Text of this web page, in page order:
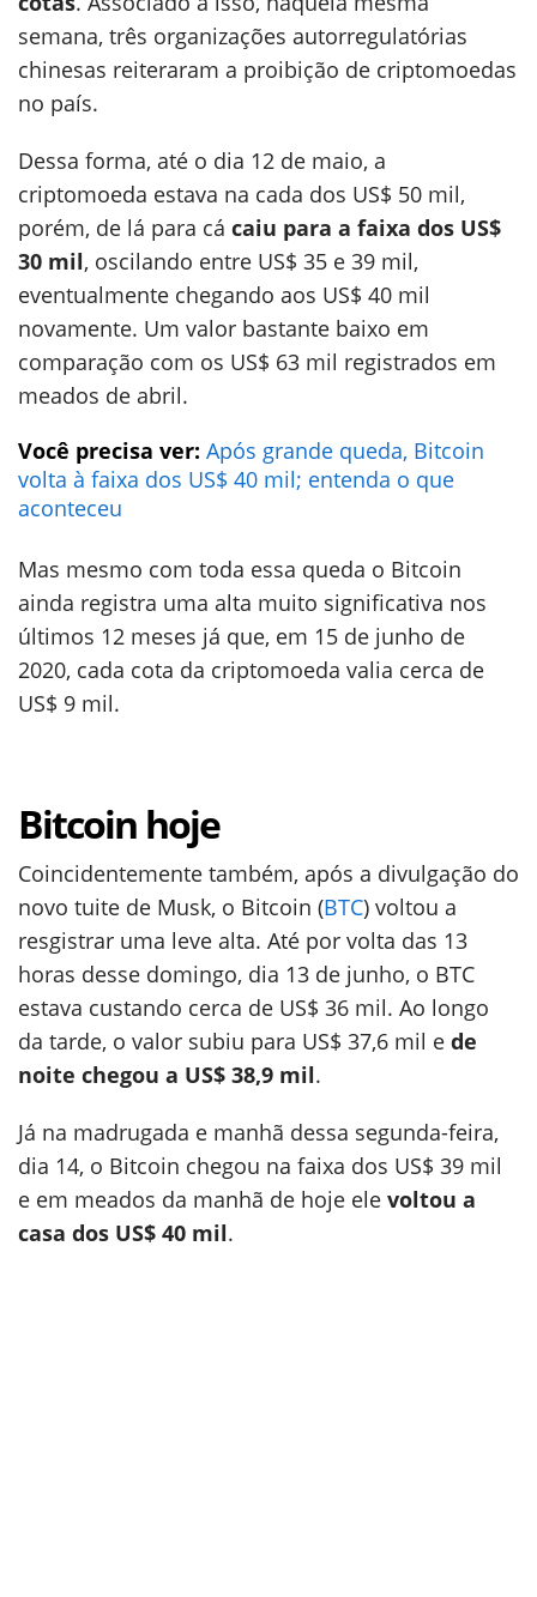
semana, três organizações autorregulatórias
chinesas reiteraram a proibição de criptomoedas
no país.
Dessa forma, até o dia 12 de maio, a
criptomoeda estava na cada dos US$ 50 mil,
porém, de lá para cá caiu para a faixa dos US$
30 mil, oscilando entre US$ 35 e 39 mil,
eventualmente chegando aos US$ 40 mil
novamente. Um valor bastante baixo em
comparação com os US$ 63 mil registrados em
meados de abril.
Você precisa ver: Após grande queda, Bitcoin
volta à faixa dos US$ 40 mil; entenda o que
aconteceu
Mas mesmo com toda essa queda o Bitcoin
ainda registra uma alta muito significativa nos
últimos 12 meses já que, em 15 de junho de
2020, cada cota da criptomoeda valia cerca de
US$ 9 mil.
Bitcoin hoje
Coincidentemente também, após a divulgação do
novo tuite de Musk, o Bitcoin (BTC) voltou a
resgistrar uma leve alta. Até por volta das 13
horas desse domingo, dia 13 de junho, o BTC
estava custando cerca de US$ 36 mil. Ao longo
da tarde, o valor subiu para US$ 37,6 mil e de
noite chegou a US$ 38,9 mil.
Já na madrugada e manhã dessa segunda-feira,
dia 14, o Bitcoin chegou na faixa dos US$ 39 mil
e em meados da manhã de hoje ele voltou a
casa dos US$ 40 mil.